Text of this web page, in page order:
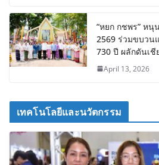
“หยก กชพร” หนุ
2569 ร่วมขบวน
730 ปี ผลักดันเชี
April 13, 2026
เทคโนโลยีและนวัตกรรม